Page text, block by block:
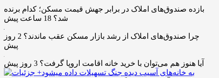
بازده صندوق‌های املاک در برابر جهش قیمت مسکن؛ کدام برنده
شد؟ 18 ساعت پیش
چرا صندوق‌های املاک از رشد بازار مسکن عقب ماندند؟
2 روز
پیش
آیا هنوز هم می‌توان با خرید خانه اقامت اروپا گرفت؟ 3 روز پیش